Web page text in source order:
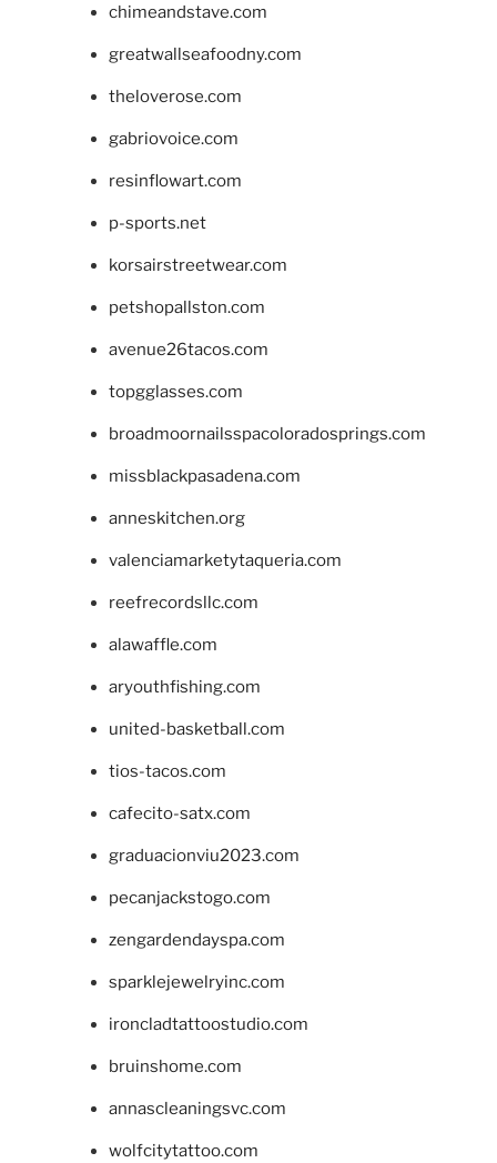
chimeandstave.com
greatwallseafoodny.com
theloverose.com
gabriovoice.com
resinflowart.com
p-sports.net
korsairstreetwear.com
petshopallston.com
avenue26tacos.com
topgglasses.com
broadmoornailsspacoloradosprings.com
missblackpasadena.com
anneskitchen.org
valenciamarketytaqueria.com
reefrecordsllc.com
alawaffle.com
aryouthfishing.com
united-basketball.com
tios-tacos.com
cafecito-satx.com
graduacionviu2023.com
pecanjackstogo.com
zengardendayspa.com
sparklejewelryinc.com
ironcladtattoostudio.com
bruinshome.com
annascleaningsvc.com
wolfcitytattoo.com